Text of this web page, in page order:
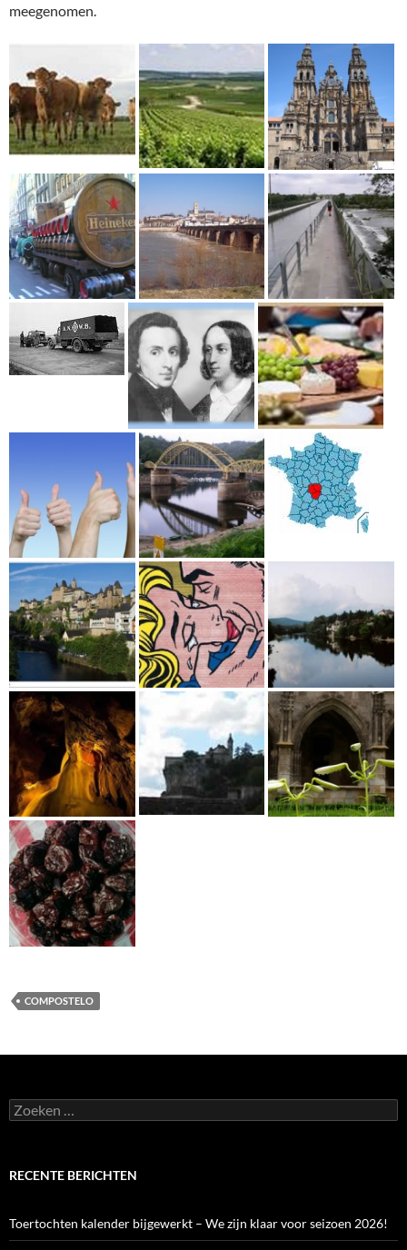
meegenomen.
COMPOSTELO
Zoeken
naar:
RECENTE BERICHTEN
Toertochten kalender bijgewerkt – We zijn klaar voor seizoen 2026!